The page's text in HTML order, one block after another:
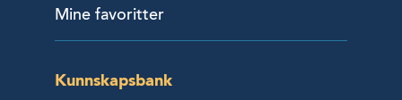
Mine favoritter
Kunnskapsbank